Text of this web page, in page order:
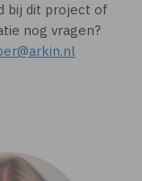
bij dit project of
nog vragen?